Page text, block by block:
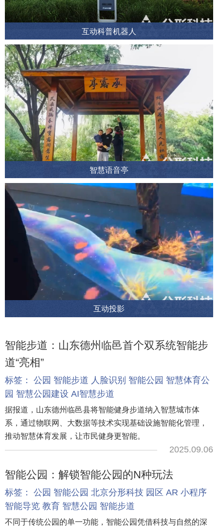
互动科普机器人
智慧语音亭
互动投影
智能步道：山东德州临邑首个双系统智能步
道“亮相”
标签： 公园 智能步道 人脸识别 智能公园 智慧体育公
园 智慧公园建设 AI智慧步道
据报道，山东德州临邑县将智能健身步道纳入智慧城市体
系，通过物联网、大数据等技术实现基础设施智能化管理，
推动智慧体育发展，让市民健身更智能。
2025.09.06
智能公园：解锁智能公园的N种玩法
标签： 公园 智能公园 北京分形科技 园区 AR 小程序
智能导览 教育 智慧公园 智能步道
不同于传统公园的单一功能，智能公园凭借科技与自然的深